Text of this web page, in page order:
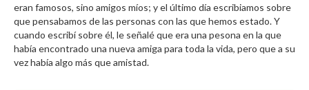
eran famosos, sino amigos míos; y el último día escribiamos sobre
que pensabamos de las personas con las que hemos estado. Y
cuando escribí sobre él, le señalé que era una pesona en la que
había encontrado una nueva amiga para toda la vida, pero que a su
vez había algo más que amistad.